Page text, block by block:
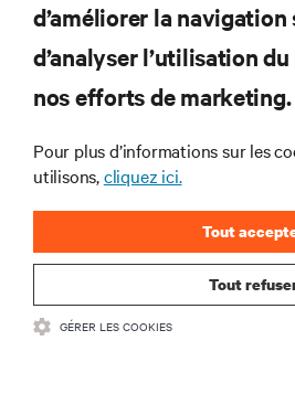
RESSOURCES
SUPPORT
SOCIÉTÉ
d’améliorer la navigation
d’analyser l’utilisation du
nos efforts de marketing.
Pour plus d’informations sur les
utilisons,cliquez ici.
Tout
Tout
GÉRER LES COOKIES